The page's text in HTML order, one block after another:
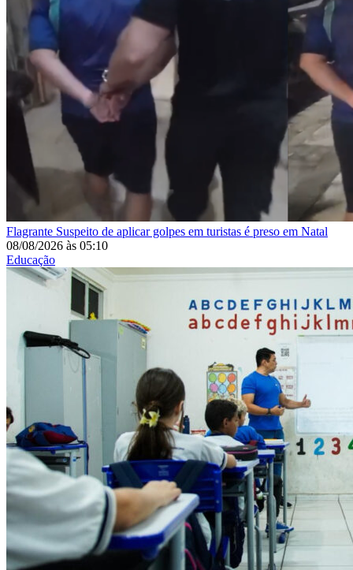
Flagrante Suspeito de aplicar golpes em turistas é preso em Natal
08/08/2026 às 05:10
Educação